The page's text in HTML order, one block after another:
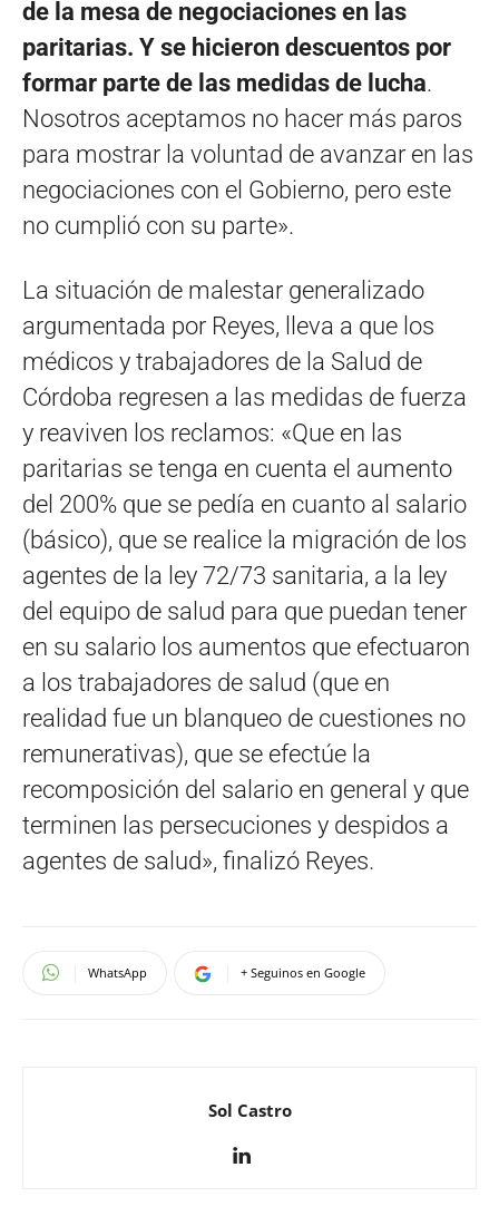
de la mesa de negociaciones en las
paritarias. Y se hicieron descuentos por
formar parte de las medidas de lucha.
Nosotros aceptamos no hacer más paros
para mostrar la voluntad de avanzar en las
negociaciones con el Gobierno, pero este
no cumplió con su parte».
La situación de malestar generalizado
argumentada por Reyes, lleva a que los
médicos y trabajadores de la Salud de
Córdoba regresen a las medidas de fuerza
y reaviven los reclamos: «Que en las
paritarias se tenga en cuenta el aumento
del 200% que se pedía en cuanto al salario
(básico), que se realice la migración de los
agentes de la ley 72/73 sanitaria, a la ley
del equipo de salud para que puedan tener
en su salario los aumentos que efectuaron
a los trabajadores de salud (que en
realidad fue un blanqueo de cuestiones no
remunerativas), que se efectúe la
recomposición del salario en general y que
terminen las persecuciones y despidos a
agentes de salud», finalizó Reyes.
WhatsApp + Seguinos en Google
Sol Castro